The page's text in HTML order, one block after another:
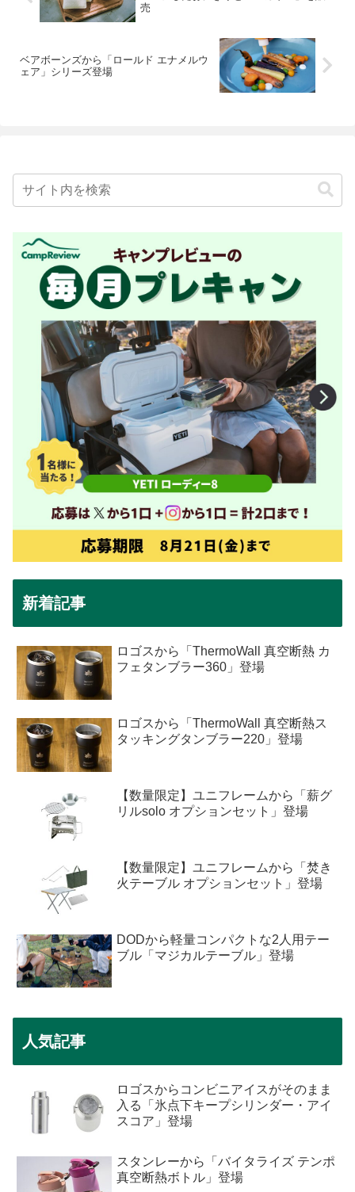
売
ベアボーンズから「ロールド エナメルウ
ェア」シリーズ登場
新着記事
ロゴスから「ThermoWall 真空断熱 カ
フェタンブラー360」登場
ロゴスから「ThermoWall 真空断熱ス
タッキングタンブラー220」登場
【数量限定】ユニフレームから「薪グ
リルsolo オプションセット」登場
【数量限定】ユニフレームから「焚き
火テーブル オプションセット」登場
DODから軽量コンパクトな2人用テー
ブル「マジカルテーブル」登場
人気記事
ロゴスからコンビニアイスがそのまま
入る「氷点下キープシリンダー・アイ
スコア」登場
スタンレーから「バイタライズ テンポ
真空断熱ボトル」登場